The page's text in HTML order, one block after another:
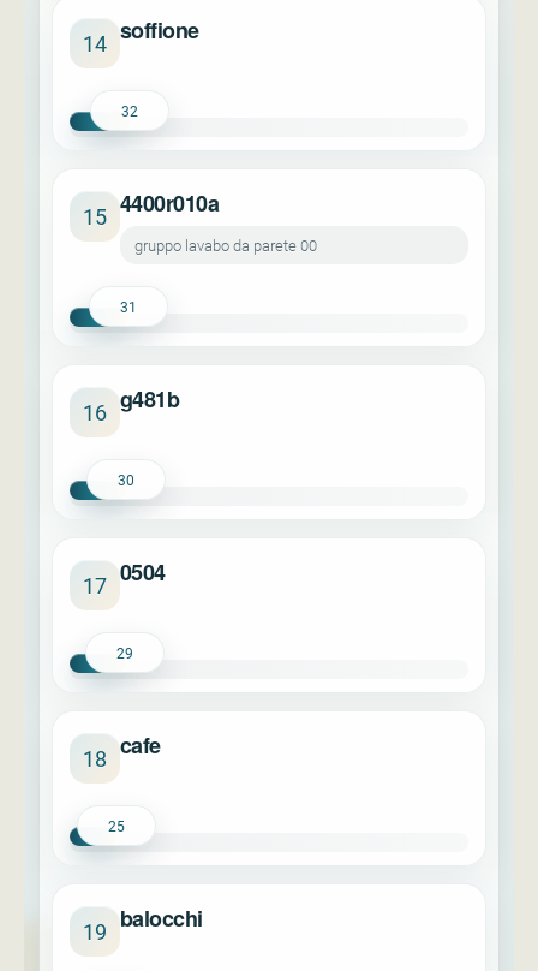
14 soffione
32
15 4400r010a
gruppo lavabo da parete 00
31
16 g481b
30
17 0504
29
18 cafe
25
19 balocchi